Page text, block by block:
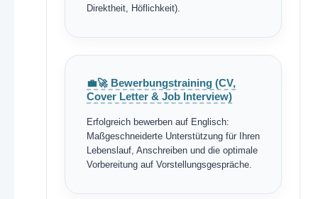
Direktheit, Höflichkeit).
💼🚀 Bewerbungstraining (CV,
Cover Letter & Job Interview)
Erfolgreich bewerben auf Englisch:
Maßgeschneiderte Unterstützung für Ihren
Lebenslauf, Anschreiben und die optimale
Vorbereitung auf Vorstellungsgespräche.